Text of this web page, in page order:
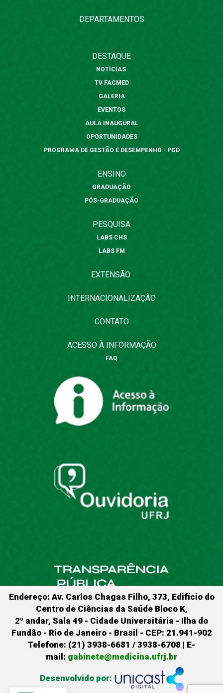
DEPARTAMENTOS
DESTAQUE
NOTÍCIAS
TV FACMED
GALERIA
EVENTOS
AULA INAUGURAL
OPORTUNIDADES
PROGRAMA DE GESTÃO E DESEMPENHO - PGD
ENSINO
GRADUAÇÃO
PÓS-GRADUAÇÃO
PESQUISA
LABS CHS
LABS FM
EXTENSÃO
INTERNACIONALIZAÇÃO
CONTATO
ACESSO À INFORMAÇÃO
FAQ
Endereço: Av. Carlos Chagas Filho, 373, Edifício do
Centro de Ciências da Saúde Bloco K,
2º andar, Sala 49 - Cidade Universitária - Ilha do
Fundão - Rio de Janeiro - Brasil - CEP: 21.941-902
Telefone: (21) 3938-6681 / 3938-6708 | E-
mail: gabinete@medicina.ufrj.br
Desenvolvido por: